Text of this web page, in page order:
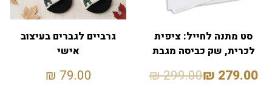
סט מתנה לחייל: ציפית
לכרית, שק כביסה מגבת
279.00
₪
299.00
₪
גרביים לגברים בעיצוב
אישי
79.00
₪